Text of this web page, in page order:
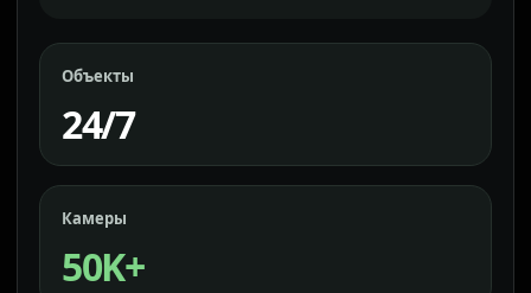
Объекты
24/7
Камеры
50K+